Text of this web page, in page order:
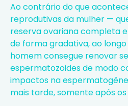
Ao contrário do que
reprodutivas da mulher —
reserva ovariana completa
de forma gradativa, ao
homem consegue renovar
espermatozoides de modo
impactos na
mais tarde, somente após os